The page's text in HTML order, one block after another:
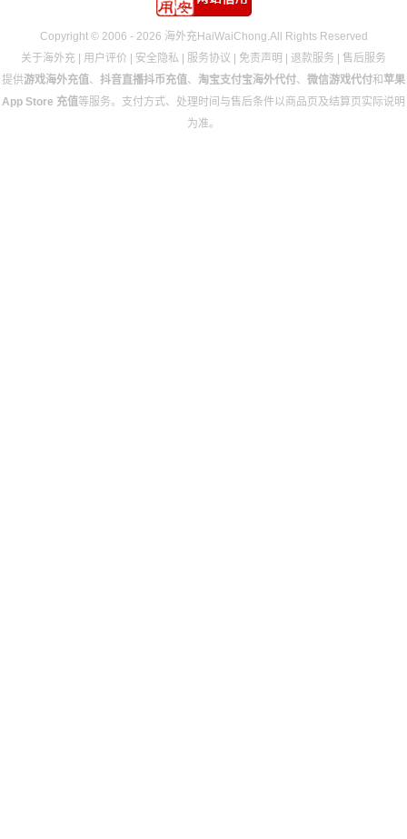
Copyright © 2006 - 2026 海外充HaiWaiChong.All Rights Reserved
关于海外充
用户评价 安全隐私 服务协议 免责声明 退款服务
售后服务
提供游戏海外充值、 抖音直播抖币充值、 淘宝支付宝海外代付、 微信游戏代付和 苹果
App Store 充值等服务。支付方式、处理时间与售后条件以商品页及结算页实际说明
为准。